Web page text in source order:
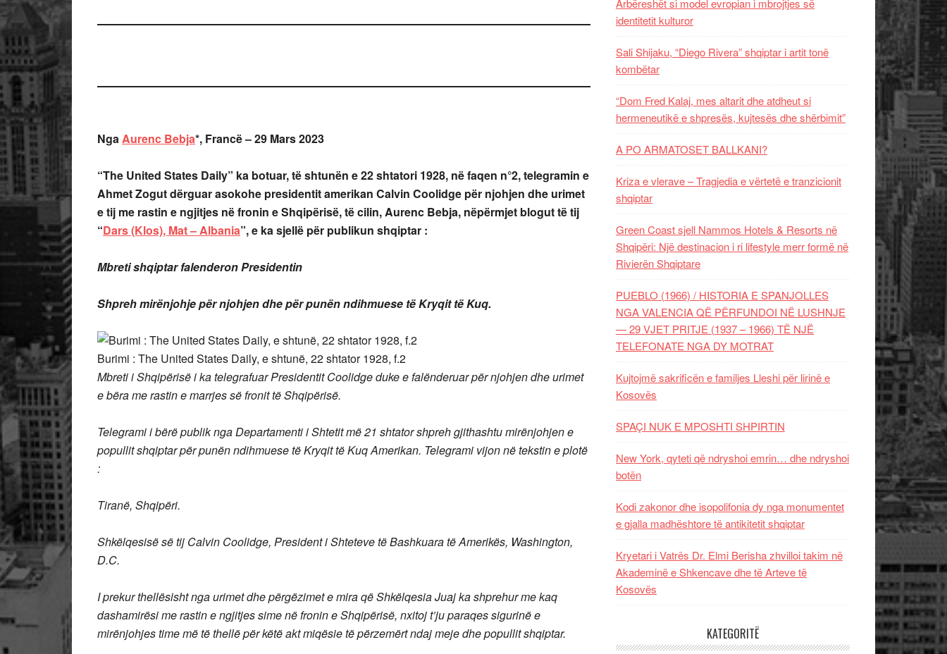
NgaAurenc Bebja*, Francë – 29 Mars 2023
“The United States Daily” ka botuar, të shtunën e 22 shtatori 1928, në faqen n°2, telegramin e
Ahmet Zogut dërguar asokohe presidentit amerikan Calvin Coolidge për njohjen dhe urimet
e tij me rastin e ngjitjes në fronin e Shqipërisë, të cilin, Aurenc Bebja, nëpërmjet blogut të tij
“Dars (Klos), Mat – Albania”, e ka sjellë për publikun shqiptar :
Mbreti shqiptar falenderon Presidentin
Shpreh mirënjohje për njohjen dhe për punën ndihmuese të Kryqit të Kuq.
Burimi : The United States Daily, e shtunë, 22 shtator 1928, f.2
Mbreti i Shqipërisë i ka telegrafuar Presidentit Coolidge duke e falënderuar për njohjen dhe urimet
e bëra me rastin e marrjes së fronit të Shqipërisë.
Telegrami i bërë publik nga Departamenti i Shtetit më 21 shtator shpreh gjithashtu mirënjohjen e
popullit shqiptar për punën ndihmuese të Kryqit të Kuq Amerikan. Telegrami vijon në tekstin e plotë
:
Tiranë, Shqipëri.
Shkëlqesisë së tij Calvin Coolidge, President i Shteteve të Bashkuara të Amerikës, Washington,
D.C.
I prekur thellësisht nga urimet dhe përgëzimet e mira që Shkëlqesia Juaj ka shprehur me kaq
dashamirësi me rastin e ngjitjes sime në fronin e Shqipërisë, nxitoj t’ju paraqes sigurinë e
mirënjohjes time më të thellë për këtë akt miqësie të përzemërt ndaj meje dhe popullit shqiptar.
Arbëreshët si model evropian i mbrojtjes së
identitetit kulturor
Sali Shijaku, “Diego Rivera” shqiptar i artit tonë
kombëtar
“Dom Fred Kalaj, mes altarit dhe atdheut si
hermeneutikë e shpresës, kujtesës dhe shërbimit”
A PO ARMATOSET BALLKANI?
Kriza e vlerave – Tragjedia e vërtetë e tranzicionit
shqiptar
Green Coast sjell Nammos Hotels & Resorts në
Shqipëri: Një destinacion i ri lifestyle merr formë në
Rivierën Shqiptare
PUEBLO (1966) / HISTORIA E SPANJOLLES
NGA VALENCIA QË PËRFUNDOI NË LUSHNJE
— 29 VJET PRITJE (1937 – 1966) TË NJË
TELEFONATE NGA DY MOTRAT
Kujtojmë sakrificën e familjes Lleshi për lirinë e
Kosovës
SPAÇI NUK E MPOSHTI SHPIRTIN
New York, qyteti që ndryshoi emrin… dhe ndryshoi
botën
Kodi zakonor dhe isopolifonia dy nga monumentet
e gjalla madhështore të antikitetit shqiptar
Kryetari i Vatrës Dr. Elmi Berisha zhvilloi takim në
Akademinë e Shkencave dhe të Arteve të
Kosovës
KATEGORITË